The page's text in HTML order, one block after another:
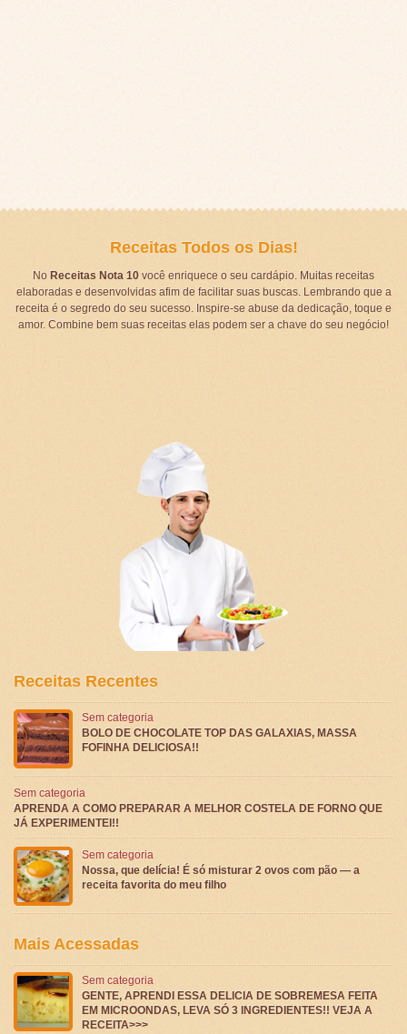
Receitas Todos os Dias!
No Receitas Nota 10você enriquece o seu cardápio. Muitas receitas
elaboradas e desenvolvidas afim de facilitar suas buscas. Lembrando que a
receita é o segredo do seu sucesso. Inspire-se abuse da dedicação, toque e
amor. Combine bem suas receitas elas podem ser a chave do seu negócio!
Receitas Recentes
Sem categoria
BOLO DE CHOCOLATE TOP DAS GALAXIAS, MASSA
FOFINHA DELICIOSA!!
Sem categoria
APRENDA A COMO PREPARAR A MELHOR COSTELA DE FORNO QUE
JÁ EXPERIMENTEI!!
Sem categoria
Nossa, que delícia! É só misturar 2 ovos com pão — a
receita favorita do meu filho
Mais Acessadas
Sem categoria
GENTE, APRENDI ESSA DELICIA DE SOBREMESA FEITA
EM MICROONDAS, LEVA SÓ 3 INGREDIENTES!! VEJA A
RECEITA>>>